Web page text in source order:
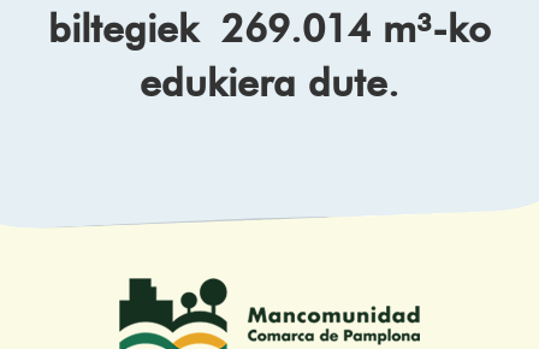
biltegiek 269.014 m³-ko
edukiera dute.